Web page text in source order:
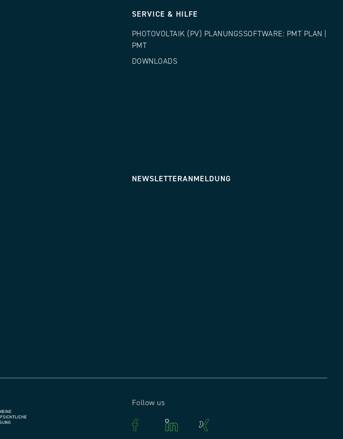
SERVICE & HILFE
PHOTOVOLTAIK (PV) PLANUNGSSOFTWARE: PMT PLAN |
PMT
DOWNLOADS
NEWSLETTERANMELDUNG
Follow us